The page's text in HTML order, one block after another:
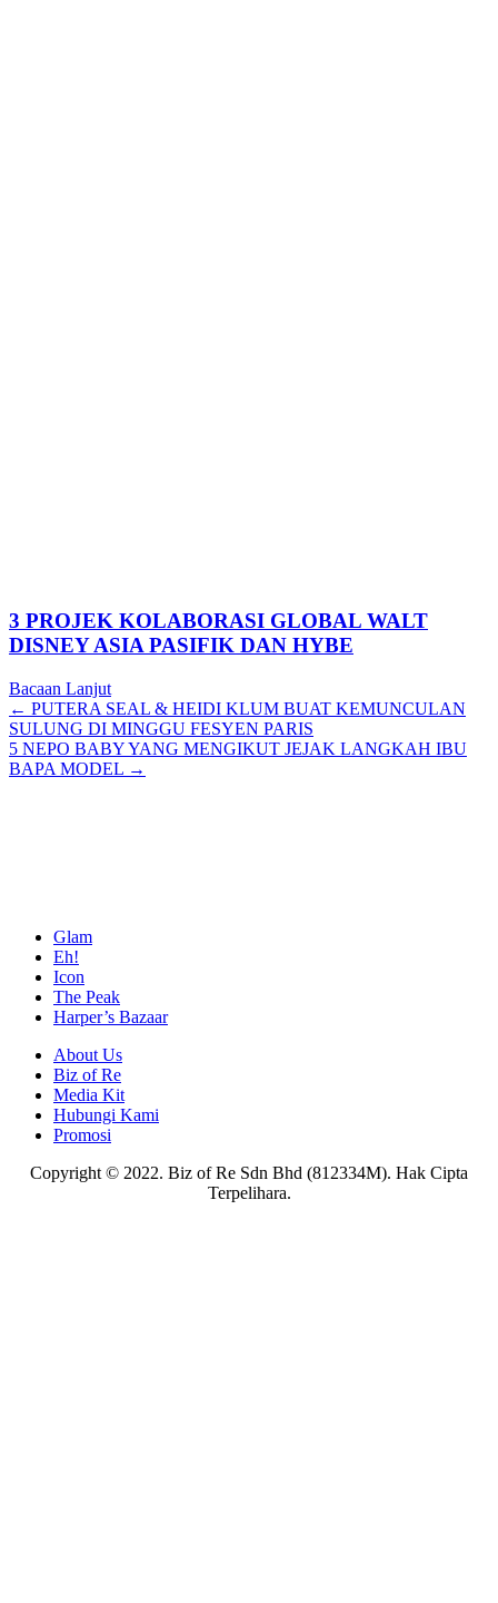
3 PROJEK KOLABORASI GLOBAL WALT
DISNEY ASIA PASIFIK DAN HYBE
Bacaan Lanjut
Posts
navigation
← PUTERA SEAL & HEIDI KLUM BUAT KEMUNCULAN
SULUNG DI MINGGU FESYEN PARIS
5 NEPO BABY YANG MENGIKUT JEJAK LANGKAH IBU
BAPA MODEL →
Glam
Eh!
Icon
The Peak
Harper’s Bazaar
About Us
Biz of Re
Media Kit
Hubungi Kami
Promosi
Copyright © 2022. Biz of Re Sdn Bhd (812334M). Hak Cipta
Terpelihara.